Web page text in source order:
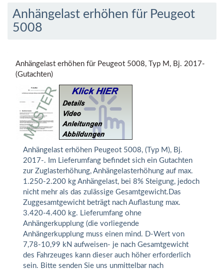
Anhängelast erhöhen für Peugeot
5008
Anhängelast erhöhen für Peugeot 5008, Typ M, Bj. 2017-
(Gutachten)
Anhängelast erhöhen Peugeot 5008, (Typ M), Bj.
2017-. Im Lieferumfang befindet sich ein Gutachten
zur Zuglasterhöhung, Anhängelasterhöhung auf max.
1.250-2.200 kg Anhängelast, bei 8% Steigung, jedoch
nicht mehr als das zulässige Gesamtgewicht.Das
Zuggesamtgewicht beträgt nach Auflastung max.
3.420-4.400 kg. Lieferumfang ohne
Anhängerkupplung (die vorliegende
Anhängerkupplung muss einen mind. D-Wert von
7,78-10,99 kN aufweisen- je nach Gesamtgewicht
des Fahrzeuges kann dieser auch höher erforderlich
sein. Bitte senden Sie uns unmittelbar nach